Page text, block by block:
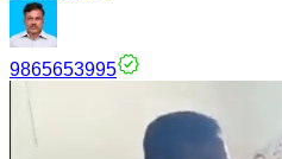
9865653995